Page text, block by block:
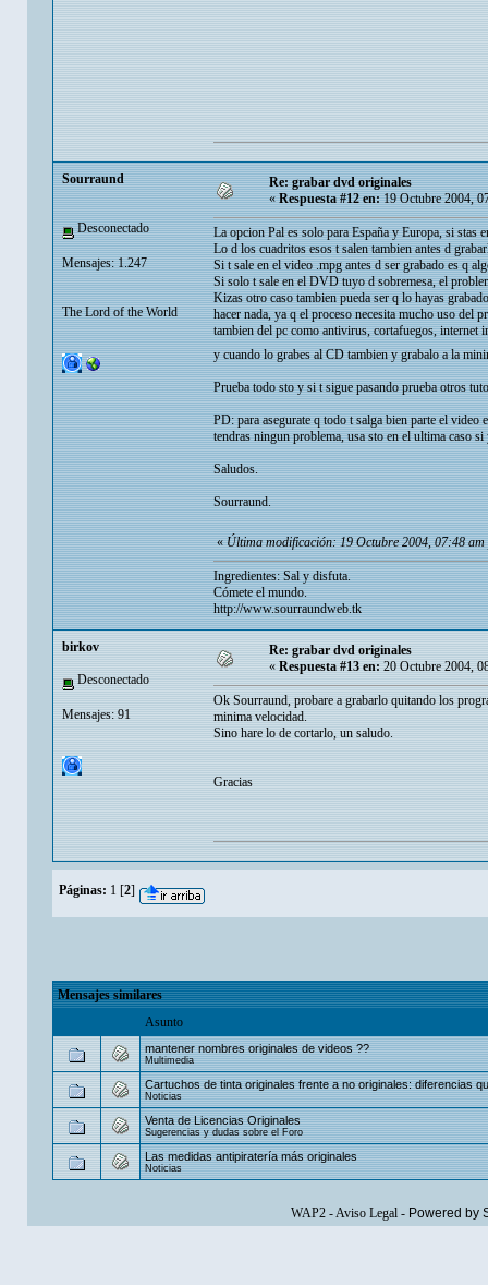
Sourraund
Desconectado
Mensajes: 1.247
The Lord of the World
Re: grabar dvd originales
«Respuesta #12 en:19 Octubre 2004,
La opcion Pal es solo para España y Europa, si stas
Lo d los cuadritos esos t salen tambien antes d
Si t sale en el video .mpg antes d ser grabado es q
Si solo t sale en el DVD tuyo d sobremesa, el
Kizas otro caso tambien pueda ser q lo hayas
hacer nada, ya q el proceso necesita mucho uso del
tambien del pc como antivirus, cortafuegos, internet
y cuando lo grabes al CD tambien y grabalo a la
Prueba todo sto y si t sigue pasando prueba otros
PD: para asegurate q todo t salga bien parte el
tendras ningun problema, usa sto en el ultima caso
Saludos.
Sourraund.
«Última modificación: 19 Octubre 2004, 07:48
Ingredientes: Sal y disfuta.
Cómete el mundo.
http://www.sourraundweb.tk
birkov
Desconectado
Mensajes: 91
Re: grabar dvd originales
« Respuesta #13 en: 20 Octubre 2004,
Ok Sourraund, probare a grabarlo quitando los
minima velocidad.
Sino hare lo de cortarlo, un saludo.
Gracias
Páginas: 1 [2]
Mensajes similares
Asunto
mantener nombres originales de videos ??
Multimedia
Cartuchos de tinta originales frente a no originales: diferencias
Noticias
Venta de Licencias Originales
Sugerencias y dudas sobre el Foro
Las medidas antipiratería más originales
Noticias
WAP2-Aviso Legal- Powered by